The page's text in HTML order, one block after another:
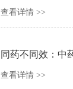
查看详情 >>
同药不同效：中
查看详情 >>